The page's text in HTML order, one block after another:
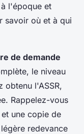
l'époque et
savoir où et à qui
de demande
le niveau
obtenu l'ASSR,
Rappelez-vous
et une copie de
redevance